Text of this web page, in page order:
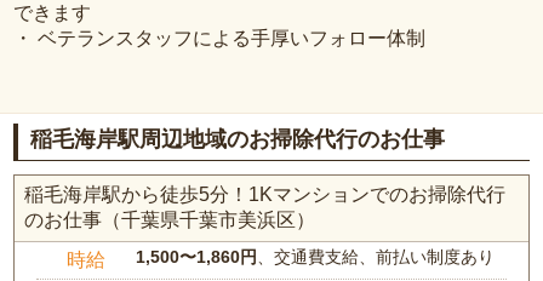
できます
・ ベテランスタッフによる手厚いフォロー体制
稲毛海岸駅周辺地域のお掃除代行のお仕事
稲毛海岸駅から徒歩5分！1Kマンションでのお掃除代行
のお仕事（千葉県千葉市美浜区）
時給 1,500〜1,860円、交通費支給、前払い制度あり